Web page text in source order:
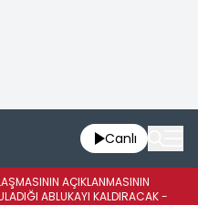
Canlı
AÇIKLANMASININ
ABLUKAYI KALDIRACAK -